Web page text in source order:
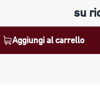
su
Aggiungi al carrello